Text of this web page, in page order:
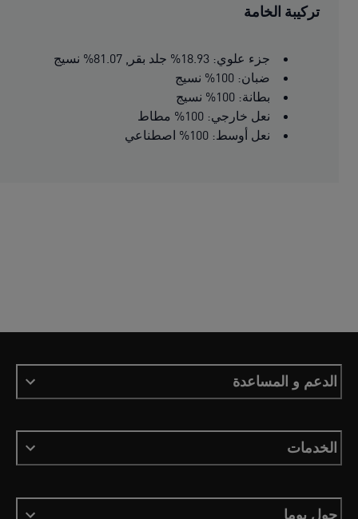
تركيبة الخامة
جزء علوي: 18.93% جلد بقر, 81.07% نسيج
ضبان: 100% نسيج
بطانة: 100% نسيج
نعل خارجي: 100% مطاط
نعل أوسط: 100% اصطناعي
الدعم و المساعدة
الخدمات
حول بوما